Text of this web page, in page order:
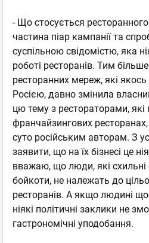
- Що стосується
частина піар кампанії та
суспільною свідомістю, яка
роботі ресторанів. Тим
ресторанних мереж, які
Росією, давно змінила
цю тему з рестораторами,
франчайзингових
суто російським авторам. З
заявити, що на їх бізнесі це
вважаю, що люди, які схильні
бойкоти, не належать до
ресторанів. А якщо людині
ніякі політичні заклики не
гастрономічні уподобання.